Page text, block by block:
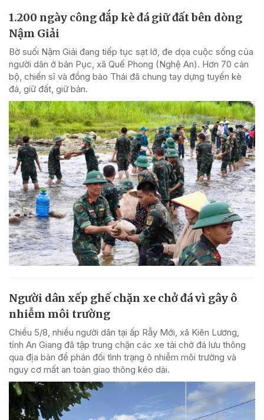
1.200 ngày công đắp kè đá giữ đất bên dòng
Nậm Giải
Bờ suối Nậm Giải đang tiếp tục sạt lở, đe dọa cuộc sống của
người dân ở bản Pục, xã Quế Phong (Nghệ An). Hơn 70 cán
bộ, chiến sĩ và đồng bào Thái đã chung tay dựng tuyến kè
đá, giữ đất, giữ bản.
Người dân xếp ghế chặn xe chở đá vì gây ô
nhiễm môi trường
Chiều 5/8, nhiều người dân tại ấp Rẫy Mới, xã Kiên Lương,
tỉnh An Giang đã tập trung chặn các xe tải chở đá lưu thông
qua địa bàn để phản đối tình trạng ô nhiễm môi trường và
nguy cơ mất an toàn giao thông kéo dài.